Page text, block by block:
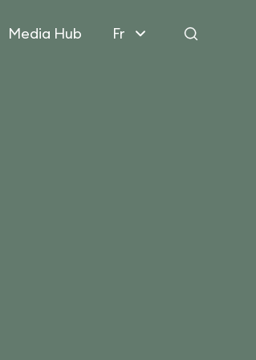
Media Hub Fr Rechercher